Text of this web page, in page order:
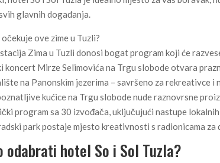
glavnih događanja.
očekuje ove zime u Tuzli?
Zima u Tuzli donosi bogat program koji će
koncert Mirze Selimovića na Trgu slobode otvara
na Panonskim jezerima – savršeno za rekreativce i
kućice na Trgu slobode nude raznovrsne
program sa 30 izvođača, uključujući nastupe
park postaje mjesto kreativnosti s radionicama
odabrati hotel So i Sol Tuzla?